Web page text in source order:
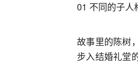
01 不同的子人
故事里的陈树
步入结婚礼堂